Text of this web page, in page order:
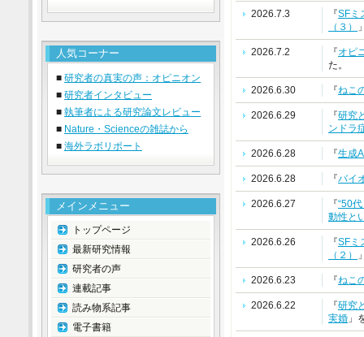
2026.7.3 『SFミ
（３）
2026.7.2 『オピ
た。
2026.6.30 『ねこ
2026.6.29 『研究
ンドラ
2026.6.28 『生成
2026.6.28 『バイ
2026.6.27 『“50
動性と
2026.6.26 『SFミ
（２）
2026.6.23 『ねこ
2026.6.22 『研究
実婚 」
人気コーナー
■ 研究者の真実の声：オピニオン
■ 研究者インタビュー
■ 執筆者による研究論文レビュー
■ Nature・Scienceの雑誌から
■ 海外ラボリポート
メインメニュー
トップページ
最新研究情報
研究者の声
連載記事
読み物系記事
電子書籍